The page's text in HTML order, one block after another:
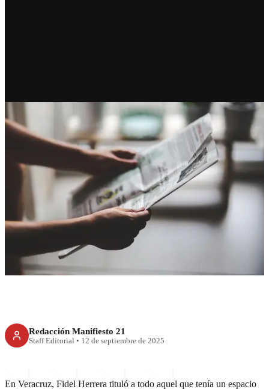
RECIENTE
Muchos periodistas poco
periodismo
Redacción Manifiesto 21
Staff Editorial • 12 de septiembre de 2025
En Veracruz, Fidel Herrera tituló a todo aquel que tenía un espacio